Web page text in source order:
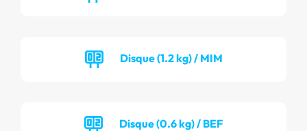
Disque (1.2 kg) / MIM
Disque (0.6 kg) / BEF